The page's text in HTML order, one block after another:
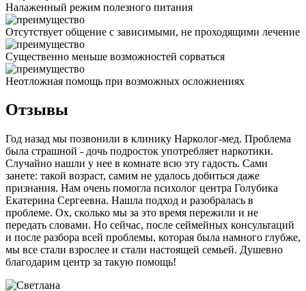
Налаженный режим полезного питания
Отсутствует общение с зависимыми, не проходящими лечение
Существенно меньше возможностей сорваться
Неотложная помощь при возможных осложнениях
Отзывы
Год назад мы позвонили в клинику Нарколог-мед. Проблема
была страшной - дочь подросток употребляет наркотики.
Случайно нашли у нее в комнате всю эту гадость. Сами
занете: такой возраст, самим не удалось добиться даже
признания. Нам очень помогла психолог центра Голубика
Екатерина Сергеевна. Нашла подход и разобралась в
проблеме. Ох, сколько мы за это время пережили и не
передать словами. Но сейчас, после сеймейных консультаций
и после разбора всей проблемы, которая была намного глубже,
мы все стали взрослее и стали настоящей семьей. Душевно
благодарим центр за такую помощь!